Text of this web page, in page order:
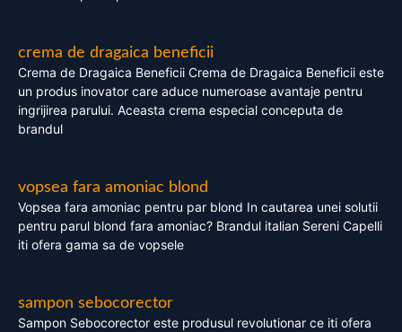
crema de dragaica beneficii
Crema de Dragaica Beneficii Crema de Dragaica Beneficii este
un produs inovator care aduce numeroase avantaje pentru
ingrijirea parului. Aceasta crema especial conceputa de
brandul
vopsea fara amoniac blond
Vopsea fara amoniac pentru par blond In cautarea unei solutii
pentru parul blond fara amoniac? Brandul italian Sereni Capelli
iti ofera gama sa de vopsele
sampon sebocorector
Sampon Sebocorector este produsul revolutionar ce iti ofera